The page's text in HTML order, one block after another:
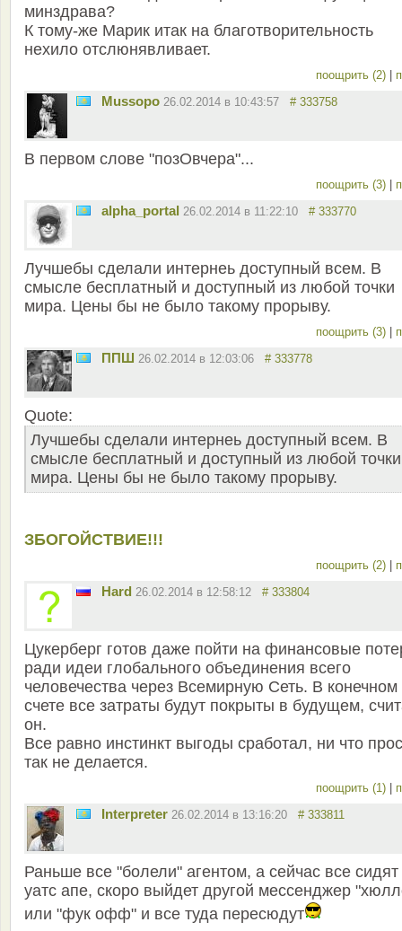
минздрава?
К тому-же Марик итак на благотворительность
нехило отслюнявливает.
поощрить (2)
Mussopo 26.02.2014 в 10:43:57 # 333758
В первом слове "позОвчера"...
поощрить (3)
alpha_portal 26.02.2014 в 11:22:10 # 333770
Лучшебы сделали интернеь доступный всем. В
смысле бесплатный и доступный из любой точки
мира. Цены бы не было такому прорыву.
поощрить (3)
ППШ 26.02.2014 в 12:03:06 # 333778
Quote:
Лучшебы сделали интернеь доступный всем. В
смысле бесплатный и доступный из любой точки
мира. Цены бы не было такому прорыву.
ЗБОГОЙСТВИЕ!!!
поощрить (2)
Hard 26.02.2014 в 12:58:12 # 333804
Цукерберг готов даже пойти на финансовые
ради идеи глобального объединения всего
человечества через Всемирную Сеть. В конечном
счете все затраты будут покрыты в будущем,
он.
Все равно инстинкт выгоды сработал, ни что
так не делается.
поощрить (1)
Interpreter 26.02.2014 в 13:16:20 # 333811
Раньше все "болели" агентом, а сейчас все сидят
уатс апе, скоро выйдет другой мессенджер
или "фук офф" и все туда пересюдут